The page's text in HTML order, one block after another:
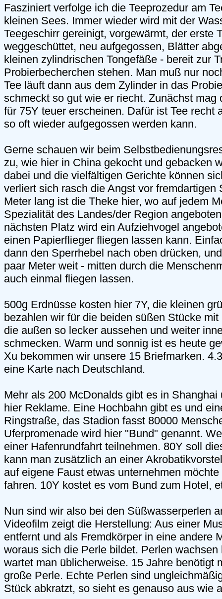
Fasziniert verfolge ich die Teeprozedur am
kleinen Sees. Immer wieder wird mit der
Teegeschirr gereinigt, vorgewärmt, der erste
weggeschüttet, neu aufgegossen, Blätter
kleinen zylindrischen Tongefäße - bereit zur
Probierbecherchen stehen. Man muß nur
Tee läuft dann aus dem Zylinder in das
schmeckt so gut wie er riecht. Zunächst mag
für 75Y teuer erscheinen. Dafür ist Tee recht
so oft wieder aufgegossen werden kann.
Gerne schauen wir beim
zu, wie hier in China gekocht und gebacken
dabei und die vielfältigen Gerichte können
verliert sich rasch die Angst vor fremdartigen
Meter lang ist die Theke hier, wo auf jedem
Spezialität des Landes/der Region
nächsten Platz wird ein Aufziehvogel
einen Papierflieger fliegen lassen kann.
dann den Sperrhebel nach oben drücken,
paar Meter weit - mitten durch die
auch einmal fliegen lassen.
500g Erdnüsse kosten hier 7Y, die kleinen
bezahlen wir für die beiden süßen Stücke
die außen so lecker aussehen und weiter
schmecken. Warm und sonnig ist es heute
Xu bekommen wir unsere 15 Briefmarken.
eine Karte nach Deutschland.
Mehr als 200 McDonalds gibt es in
hier Reklame. Eine Hochbahn gibt es und
Ringstraße, das Stadion fasst 80000
Uferpromenade wird hier "Bund" genannt.
einer Hafenrundfahrt teilnehmen. 80Y soll
kann man zusätzlich an einer
auf eigene Faust etwas unternehmen
fahren. 10Y kostet es vom Bund zum Hotel,
Nun sind wir also bei den Süßwasserperlen
Videofilm zeigt die Herstellung: Aus einer
entfernt und als Fremdkörper in eine andere
woraus sich die Perle bildet. Perlen wachsen
wartet man üblicherweise. 15 Jahre benötigt
große Perle. Echte Perlen sind
Stück abkratzt, so sieht es genauso aus wie